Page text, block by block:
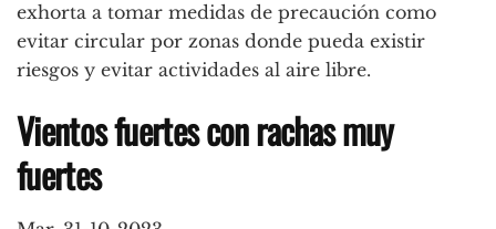
exhorta a tomar medidas de precaución como
evitar circular por zonas donde pueda existir
riesgos y evitar actividades al aire libre.
Vientos fuertes con rachas muy
fuertes